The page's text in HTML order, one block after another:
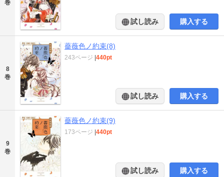
巻
試し読み 購入する
8
巻
薔薇色ノ約束(8)
243ページ |440pt
試し読み 購入する
9
巻
薔薇色ノ約束(9)
173ページ |440pt
試し読み 購入する